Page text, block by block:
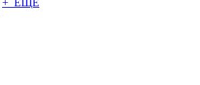
+ ЕЩЕ